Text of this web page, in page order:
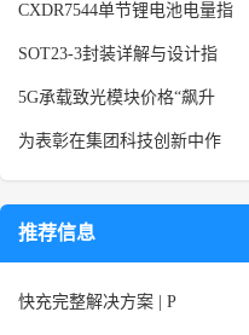
CXDR7544单节锂电池电量指
SOT23-3封装详解与设计指
5G承载致光模块价格“飙升
为表彰在集团科技创新中作
推荐信息
快充完整解决方案 | P